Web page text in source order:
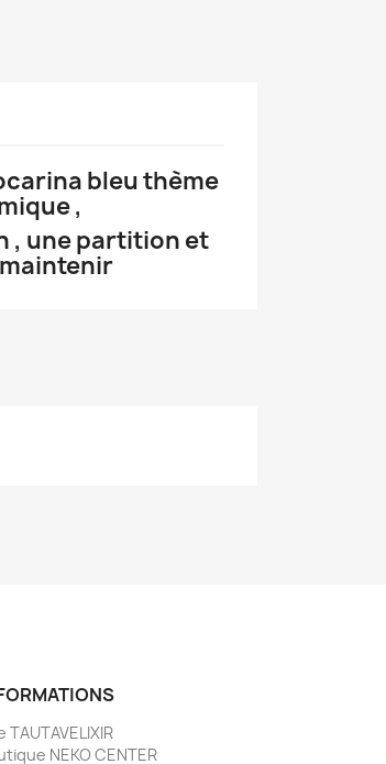
bleu thème
,
, une partition et
TAUTAVELIXIR
NEKO CENTER